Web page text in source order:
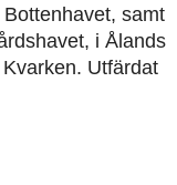
samt
i Ålands
Utfärdat